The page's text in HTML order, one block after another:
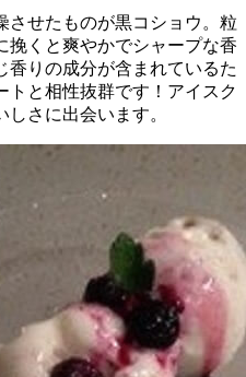
させたものが黒コショウ。粒
挽くと爽やかでシャープな香
香りの成分が含まれているた
トと相性抜群です！アイスク
さに出会います。